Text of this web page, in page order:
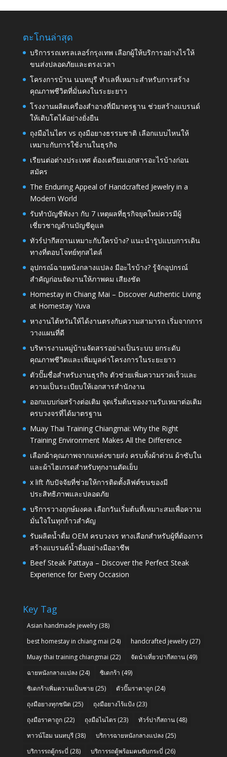
ตะโกนล่าสุด
บริการรถเทรลเลอร์กรุงเทพ เลือกผู้ให้บริการอย่างไรให้
ขนส่งปลอดภัยและตรงเวลา
โครงการบ้าน นนทบุรี ทำเลที่เหมาะสำหรับการสร้าง
คุณภาพชีวิตที่มั่นคงในระยะยาว
โรงงานผลิตเครื่องสำอางที่มีมาตรฐาน ช่วยสร้างแบรนด์
ให้เติบโตได้อย่างยั่งยืน
ถุงมือไนไตร vs ถุงมือยางธรรมชาติ เลือกแบบไหนให้
เหมาะกับการใช้งานในธุรกิจ
เรียนต่อต่างประเทศ ต้องเตรียมเอกสารอะไรบ้างก่อน
สมัคร
The Enduring Appeal of Handcrafted Jewelry in a
Modern World
รับทำบัญชีพังงา กับ 7 เหตุผลที่ธุรกิจยุคใหม่ควรมีผู้
เชี่ยวชาญด้านบัญชีดูแล
ทัวร์ปากีสถานเหมาะกับใครบ้าง? แนะนำรูปแบบการเดิน
ทางที่ตอบโจทย์ทุกสไตล์
อุปกรณ์ฉายหนังกลางแปลง มีอะไรบ้าง? รู้จักอุปกรณ์
สำคัญก่อนจัดงานให้ภาพคม เสียงชัด
Homestay in Chiang Mai – Discover Authentic Living
at Homestay Yuva
หางานไต้หวันให้ได้งานตรงกับความสามารถ เริ่มจากการ
วางแผนที่ดี
บริหารงานหมู่บ้านจัดสรรอย่างเป็นระบบ ยกระดับ
คุณภาพชีวิตและเพิ่มมูลค่าโครงการในระยะยาว
ตัวปั๊มชื่อสำหรับงานธุรกิจ ตัวช่วยเพิ่มความรวดเร็วและ
ความเป็นระเบียบให้เอกสารสำนักงาน
ออกแบบก่อสร้างต่อเติม จุดเริ่มต้นของงานรับเหมาต่อเติม
ครบวงจรที่ได้มาตรฐาน
Muay Thai Training Chiangmai: Why the Right
Training Environment Makes All the Difference
เลือกผ้าคุณภาพจากแหล่งขายส่ง ครบทั้งผ้าต่วน ผ้าซับใน
และผ้าไฮเกรดสำหรับทุกงานตัดเย็บ
x lift กับปัจจัยที่ช่วยให้การติดตั้งลิฟต์ขนของมี
ประสิทธิภาพและปลอดภัย
บริการวางฤกษ์มงคล เลือกวันเริ่มต้นที่เหมาะสมเพื่อความ
มั่นใจในทุกก้าวสำคัญ
รับผลิตน้ำดื่ม OEM ครบวงจร ทางเลือกสำหรับผู้ที่ต้องการ
สร้างแบรนด์น้ำดื่มอย่างมืออาชีพ
Beef Steak Pattaya – Discover the Perfect Steak
Experience for Every Occasion
Key Tag
Asian handmade jewelry(38)
best homestay in chiang mai (24) handcrafted jewelry(27)
Muay thai training chiangmai (22) จัดนำเที่ยวปากีสถาน(49)
ฉายหนังกลางแปลง (24) ซิเดกร้า (49)
ซิเดกร้าเพิ่มความเป็นชาย (25) ตัวปั๊มราคาถูก(24)
ถุงมือยางทุกชนิด (25) ถุงมือยางไร้แป้ง (23)
ถุงมือราคาถูก(22) ถุงมือไนไตร(23) ทัวร์ปากีสถาน(48)
ทาวน์โฮม นนทบุรี(38) บริการฉายหนังกลางแปลง (25)
บริการรถตู้กระบี่ (28) บริการรถตู้พร้อมคนขับกระบี่ (26)